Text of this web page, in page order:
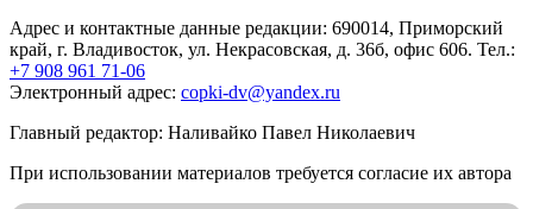
Адрес и контактные данные редакции: 690014, Приморский
край, г. Владивосток, ул. Некрасовская, д. 36б, офис 606. Тел.:
+7 908 961 71-06
Электронный адрес: copki-dv@yandex.ru
Главный редактор: Наливайко Павел Николаевич
При использовании материалов требуется согласие их автора